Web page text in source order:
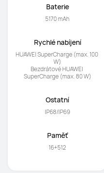
Baterie
5170 mAh
Rychlé nabíjení
HUAWEI SuperCharge (max. 100
W)
Bezdrátové HUAWEI
SuperCharge (max. 80 W)
Ostatní
IP68/IP69
Paměť
16+512